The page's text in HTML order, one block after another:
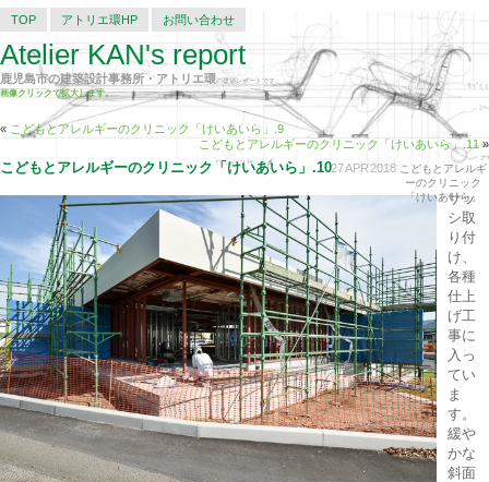
TOP アトリエ環HP お問い合わせ
Atelier KAN's report
鹿児島市の建築設計事務所・アトリエ環の建築レポートです。
画像クリックで拡大します。
« こどもとアレルギーのクリニック「けいあいら」.9
こどもとアレルギーのクリニック「けいあいら」.11 »
27APR2018 こどもとアレルギ
ーのクリニック
「けいあいら」
こどもとアレルギーのクリニック「けいあいら」.10
サッ
シ取
り付
け、
各種
仕上
げ工
事に
入っ
てい
ま
す。
緩や
かな
斜面